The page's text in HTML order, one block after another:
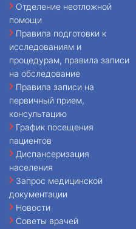
Отделение неотложной
помощи
Правила подготовки к
исследованиям и
процедурам, правила записи
на обследование
Правила записи на
первичный прием,
консультацию
График посещения
пациентов
Диспансеризация
населения
Запрос медицинской
документации
Новости
Советы врачей